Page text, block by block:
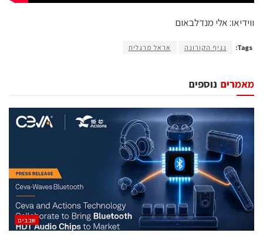
ווידיאו: אלי מנדלבאום
Tags: נגיף הקורונה אראל מרגלית
נוספים מאמרים
‫שבבים‬